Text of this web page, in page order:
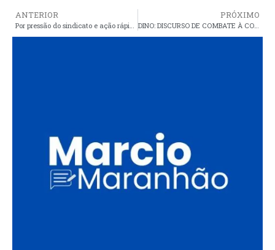
ANTERIOR
Por pressão do sindicato e ação rápida do MP, Cristino recua e diz agora que perseguição à professores não passou de boatos
PRÓXIMO
DINO: DISCURSO DE COMBATE À CORRUPÇÃO É USADO PARA OCULTAR INTERESSES POLÍTICOS